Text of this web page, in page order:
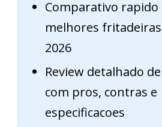
Comparativo rapido
melhores fritadeiras
2026
Review detalhado
com pros, contras e
especificacoes